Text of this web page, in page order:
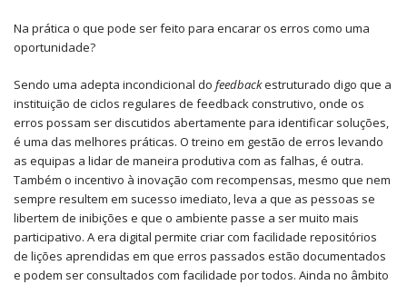
Na prática o que pode ser feito para encarar os erros como uma
oportunidade?
Sendo uma adepta incondicional do feedbackestruturado digo que a
instituição de ciclos regulares de feedback construtivo, onde os
erros possam ser discutidos abertamente para identificar soluções,
é uma das melhores práticas. O treino em gestão de erros levando
as equipas a lidar de maneira produtiva com as falhas, é outra.
Também o incentivo à inovação com recompensas, mesmo que nem
sempre resultem em sucesso imediato, leva a que as pessoas se
libertem de inibições e que o ambiente passe a ser muito mais
participativo. A era digital permite criar com facilidade repositórios
de lições aprendidas em que erros passados estão documentados
e podem ser consultados com facilidade por todos. Ainda no âmbito